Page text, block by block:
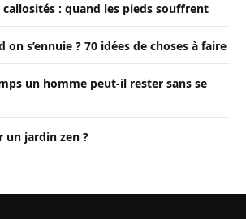
: quand les pieds souffrent
on s’ennuie ? 70 idées de choses à faire
un homme peut-il rester sans se
un jardin zen ?